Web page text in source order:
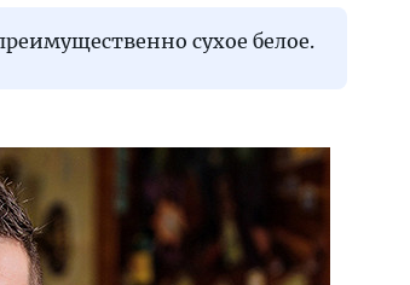
сухое белое.